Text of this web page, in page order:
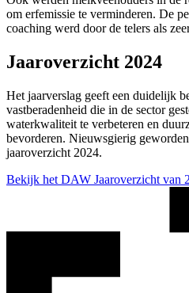
om erfemissie te verminderen. De
coaching werd door de telers als
Jaaroverzicht 2024
Het jaarverslag geeft een duidelijk
vastberadenheid die in de sector
waterkwaliteit te verbeteren en
bevorderen. Nieuwsgierig
jaaroverzicht 2024.
Bekijk het DAW Jaaroverzicht van